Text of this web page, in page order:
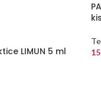
LIMUN 5 ml